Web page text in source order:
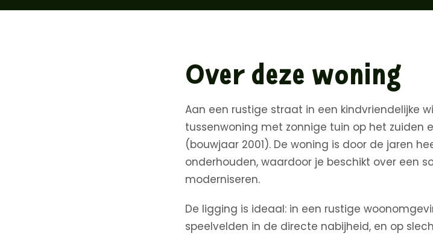
Over deze woning
Aan een rustige straat in een kindvriendelijke
tussenwoning met zonnige tuin op het zuiden
(bouwjaar 2001). De woning is door de jaren
onderhouden, waardoor je beschikt over een
moderniseren.
De ligging is ideaal: in een rustige
speelvelden in de directe nabijheid, en op